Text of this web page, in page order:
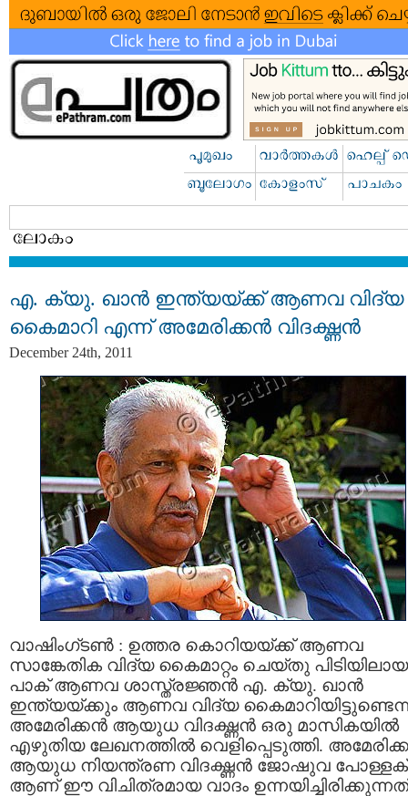
എ. ക്യു. ഖാന്‍ ഇന്ത്യയ്ക്ക്‌ ആണവ വിദ്യ
കൈമാറി എന്ന് അമേരിക്കന്‍ വിദഗ്ദ്ധന്‍
December 24th, 2011
വാഷിംഗ്ടണ്‍ : ഉത്തര കൊറിയയ്ക്ക് ആണവ
സാങ്കേതിക വിദ്യ കൈമാറ്റം ചെയ്തു പിടിയിലായ
പാക്‌ ആണവ ശാസ്ത്രജ്ഞന്‍ എ. ക്യു. ഖാന്‍
ഇന്ത്യയ്ക്കും ആണവ വിദ്യ
അമേരിക്കന്‍ ആയുധ വിദഗ്ദ്ധന്‍ ഒരു മാസികയില്‍
എഴുതിയ ലേഖനത്തില്‍ വെളിപ്പെടുത്തി.
ആയുധ നിയന്ത്രണ വിദഗ്ദ്ധന്‍ ജോഷുവ പോള്ളക്
ആണ് ഈ വിചിത്രമായ വാദം